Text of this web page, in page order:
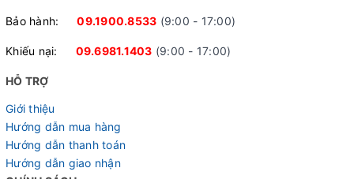
Bảo hành:09.1900.8533 (9:00 - 17:00)
Khiếu nại: 09.6981.1403 (9:00 - 17:00)
HỖ TRỢ
Giới thiệu
Hướng dẫn mua hàng
Hướng dẫn thanh toán
Hướng dẫn giao nhận